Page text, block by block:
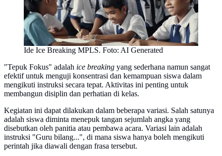
Ide Ice Breaking MPLS. Foto: AI Generated
"Tepuk Fokus" adalah ice breaking yang sederhana namun sangat
efektif untuk menguji konsentrasi dan kemampuan siswa dalam
mengikuti instruksi secara tepat. Aktivitas ini penting untuk
membangun disiplin dan perhatian di kelas.
Kegiatan ini dapat dilakukan dalam beberapa variasi. Salah satunya
adalah siswa diminta menepuk tangan sejumlah angka yang
disebutkan oleh panitia atau pembawa acara. Variasi lain adalah
instruksi "Guru bilang...", di mana siswa hanya boleh mengikuti
perintah jika diawali dengan frasa tersebut.